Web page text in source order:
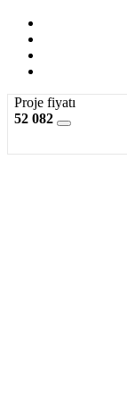
Proje fiyatı
52 082